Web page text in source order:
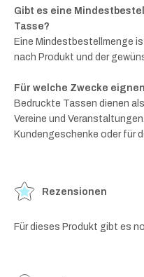
Gibt es eine
Tasse?
Eine Mindestbestellmenge
nach Produkt und der
Für welche Zwecke
Bedruckte Tassen dienen
Vereine und
Kundengeschenke oder für
Rezensionen
Für dieses Produkt gibt es